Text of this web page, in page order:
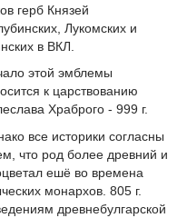
герб Князей
Лукомских и
в ВКЛ.
этой эмблемы
к царствованию
Храброго - 999 г.
все историки соглаcны
что род более древний и
ешё во времена
монархов. 805 г.
древнебулгарской